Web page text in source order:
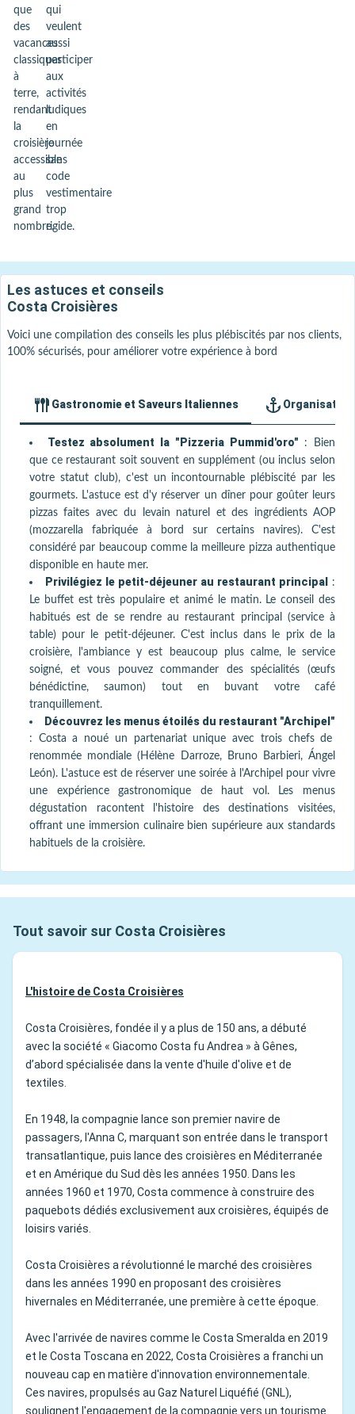
que
des
vacances
classiques
à
terre,
rendant
la
croisière
accessible
au
plus
grand
nombre.
qui
veulent
aussi
participer
aux
activités
ludiques
en
journée
sans
code
vestimentaire
trop
rigide.
Les astuces et conseils
Costa Croisières
Voici une compilation des conseils les plus plébiscités par nos clients,
100% sécurisés, pour améliorer votre expérience à bord
Gastronomie et Saveurs Italiennes Organisation
Testez absolument la "Pizzeria Pummid'oro" :
Bien
que ce restaurant soit souvent en supplément (ou inclus selon
votre statut club), c'est un incontournable plébiscité par les
gourmets. L'astuce est d'y réserver un dîner pour goûter leurs
pizzas faites avec du levain naturel et des ingrédients AOP
(mozzarella fabriquée à bord sur certains navires). C'est
considéré par beaucoup comme la meilleure pizza authentique
disponible en haute mer.
Privilégiez le petit-déjeuner au restaurant principal
:
Le buffet est très populaire et animé le matin. Le conseil des
habitués est de se rendre au restaurant principal (service à
table) pour le petit-déjeuner. C'est inclus dans le prix de la
croisière, l'ambiance y est beaucoup plus calme, le service
soigné, et vous pouvez commander des spécialités (œufs
bénédictine, saumon) tout en buvant votre café
tranquillement.
Découvrez les menus étoilés du restaurant "Archipel"
: Costa a noué un partenariat unique avec trois chefs de
renommée mondiale (Hélène Darroze, Bruno Barbieri, Ángel
León). L'astuce est de réserver une soirée à l'Archipel pour vivre
une expérience gastronomique de haut vol. Les menus
dégustation racontent l'histoire des destinations visitées,
offrant une immersion culinaire bien supérieure aux standards
habituels de la croisière.
Tout savoir sur Costa Croisières
L'histoire de Costa Croisières
Costa Croisières, fondée il y a plus de 150 ans, a débuté
avec la société « Giacomo Costa fu Andrea » à Gênes,
d’abord spécialisée dans la vente d'huile d'olive et de
textiles.
En 1948, la compagnie lance son premier navire de
passagers, l'Anna C, marquant son entrée dans le transport
transatlantique, puis lance des croisières en Méditerranée
et en Amérique du Sud dès les années 1950. Dans les
années 1960 et 1970, Costa commence à construire des
paquebots dédiés exclusivement aux croisières, équipés de
loisirs variés.
Costa Croisières a révolutionné le marché des croisières
dans les années 1990 en proposant des croisières
hivernales en Méditerranée, une première à cette époque.
Avec l'arrivée de navires comme le Costa Smeralda en 2019
et le Costa Toscana en 2022, Costa Croisières a franchi un
nouveau cap en matière d'innovation environnementale.
Ces navires, propulsés au Gaz Naturel Liquéfié (GNL),
soulignent l'engagement de la compagnie vers un tourisme